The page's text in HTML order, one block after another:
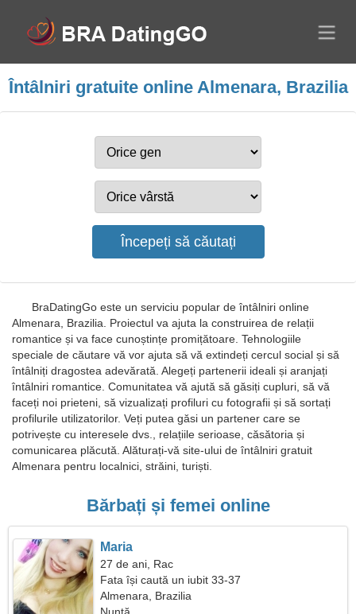
Întâlniri gratuite online Almenara, Brazilia
BraDatingGo este un serviciu popular de întâlniri online
Almenara, Brazilia. Proiectul va ajuta la construirea de relații
romantice și va face cunoștințe promițătoare. Tehnologiile
speciale de căutare vă vor ajuta să vă extindeți cercul social și să
întâlniți dragostea adevărată. Alegeți partenerii ideali și aranjați
întâlniri romantice. Comunitatea vă ajută să găsiți cupluri, să vă
faceți noi prieteni, să vizualizați profiluri cu fotografii și să sortați
profilurile utilizatorilor. Veți putea găsi un partener care se
potrivește cu interesele dvs., relațiile serioase, căsătoria și
comunicarea plăcută. Alăturați-vă site-ului de întâlniri gratuit
Almenara pentru localnici, străini, turiști.
Bărbați și femei online
Maria
27 de ani, Rac
Fata își caută un iubit 33-37
Almenara, Brazilia